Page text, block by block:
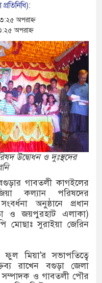
তুলতে
অপরাহ্ন
অপরাহ্ন
উদ্বোধন ও দুঃস্থদের
গাবতলী কাগইলের
কল্যান পরিষদের
অনুষ্ঠানে প্রধান
ও জয়পুরহাট এলাকা)
মোছাঃ সুরাইয়া জেরিন
মিয়া'র সভাপতিত্বে
রাখেন বগুড়া জেলা
সম্পাদক ও গাবতলী পৌর